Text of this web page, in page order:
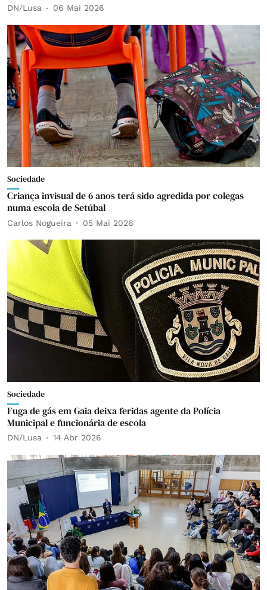
DN/Lusa 06 Mai 2026
Sociedade
Criança invisual de 6 anos terá sido agredida por colegas
numa escola de Setúbal
Carlos Nogueira 05 Mai 2026
Sociedade
Fuga de gás em Gaia deixa feridas agente da Polícia
Municipal e funcionária de escola
DN/Lusa 14 Abr 2026